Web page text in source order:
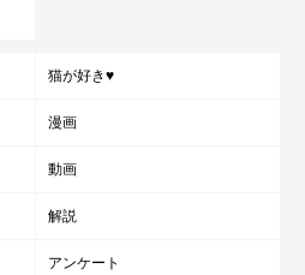
猫が好き♥
漫画
動画
解説
アンケート